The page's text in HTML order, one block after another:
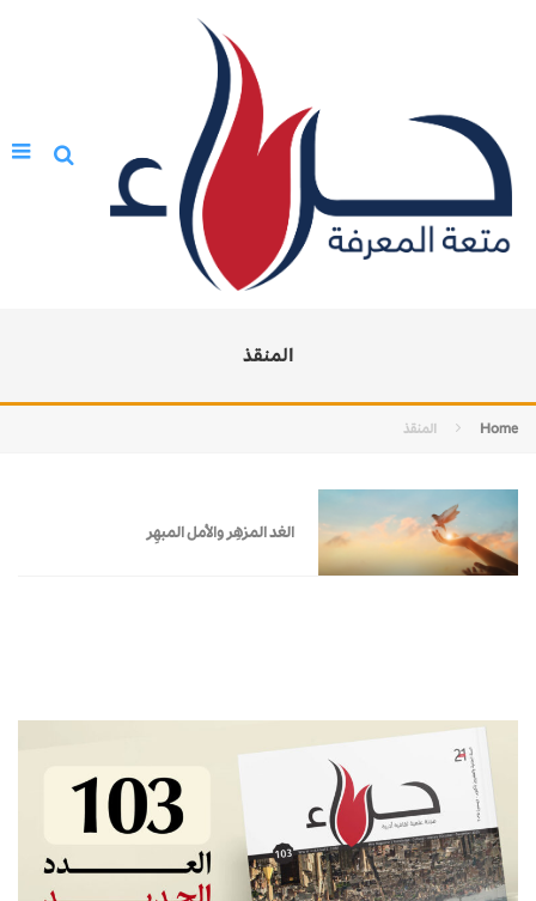
المنقذ
Home المنقذ
الغد المزهِر والأمل المبهِر